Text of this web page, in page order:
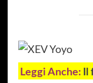
Leggi Anche: